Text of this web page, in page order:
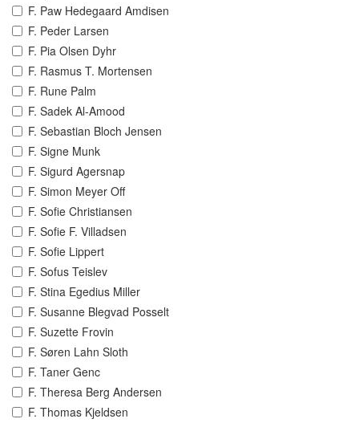
F. Paw Hedegaard Amdisen
F. Peder Larsen
F. Pia Olsen Dyhr
F. Rasmus T. Mortensen
F. Rune Palm
F. Sadek Al-Amood
F. Sebastian Bloch Jensen
F. Signe Munk
F. Sigurd Agersnap
F. Simon Meyer Off
F. Sofie Christiansen
F. Sofie F. Villadsen
F. Sofie Lippert
F. Sofus Teislev
F. Stina Egedius Miller
F. Susanne Blegvad Posselt
F. Suzette Frovin
F. Søren Lahn Sloth
F. Taner Genc
F. Theresa Berg Andersen
F. Thomas Kjeldsen